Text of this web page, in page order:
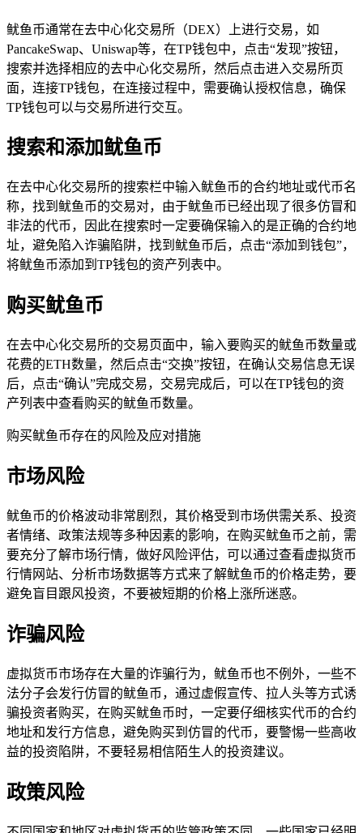
鱿鱼币通常在去中心化交易所（DEX）上进行交易，如
PancakeSwap、Uniswap等，在TP钱包中，点击“发现”按钮，
搜索并选择相应的去中心化交易所，然后点击进入交易所页
面，连接TP钱包，在连接过程中，需要确认授权信息，确保
TP钱包可以与交易所进行交互。
搜索和添加鱿鱼币
在去中心化交易所的搜索栏中输入鱿鱼币的合约地址或代币名
称，找到鱿鱼币的交易对，由于鱿鱼币已经出现了很多仿冒和
非法的代币，因此在搜索时一定要确保输入的是正确的合约地
址，避免陷入诈骗陷阱，找到鱿鱼币后，点击“添加到钱包”，
将鱿鱼币添加到TP钱包的资产列表中。
购买鱿鱼币
在去中心化交易所的交易页面中，输入要购买的鱿鱼币数量或
花费的ETH数量，然后点击“交换”按钮，在确认交易信息无误
后，点击“确认”完成交易，交易完成后，可以在TP钱包的资
产列表中查看购买的鱿鱼币数量。
购买鱿鱼币存在的风险及应对措施
市场风险
鱿鱼币的价格波动非常剧烈，其价格受到市场供需关系、投资
者情绪、政策法规等多种因素的影响，在购买鱿鱼币之前，需
要充分了解市场行情，做好风险评估，可以通过查看虚拟货币
行情网站、分析市场数据等方式来了解鱿鱼币的价格走势，要
避免盲目跟风投资，不要被短期的价格上涨所迷惑。
诈骗风险
虚拟货币市场存在大量的诈骗行为，鱿鱼币也不例外，一些不
法分子会发行仿冒的鱿鱼币，通过虚假宣传、拉人头等方式诱
骗投资者购买，在购买鱿鱼币时，一定要仔细核实代币的合约
地址和发行方信息，避免购买到仿冒的代币，要警惕一些高收
益的投资陷阱，不要轻易相信陌生人的投资建议。
政策风险